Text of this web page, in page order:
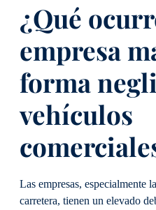
¿Qué
empresa
forma
vehículos
Las empresas, especialmente
carretera, tienen un elevado